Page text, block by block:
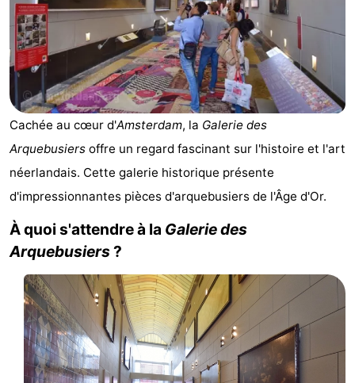
Passer
la
nuit
Appartements
Campings
Chambre
d'hôtes
Chaumières
-
Het
Bos
-
Last
minutes
Musées
Attractions
Cachée au cœur d'Amsterdam, la Galerie des
Arquebusiers offre un regard fascinant sur l'histoire et l'art
néerlandais. Cette galerie historique présente
d'impressionnantes pièces d'arquebusiers de l'Âge d'Or.
À quoi s'attendre à la Galerie des
Arquebusiers?